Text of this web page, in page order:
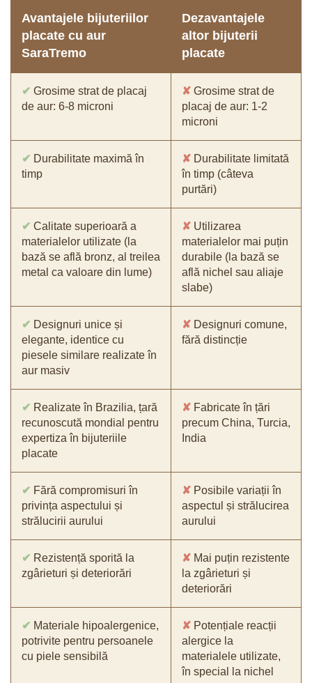
Avantajele bijuteriilor
placate cu aur
SaraTremo
Dezavantajele
altor bijuterii
placate
✔ Grosime strat de placaj
de aur: 6-8 microni
✘ Grosime strat de
placaj de aur: 1-2
microni
✔ Durabilitate maximă în
timp
✘ Durabilitate limitată
în timp (câteva
purtări)
✔ Calitate superioară a
materialelor utilizate (la
bază se află bronz, al treilea
metal ca valoare din lume)
✘ Utilizarea
materialelor mai puțin
durabile (la bază se
află nichel sau aliaje
slabe)
✔ Designuri unice și
elegante, identice cu
piesele similare realizate în
aur masiv
✘ Designuri comune,
fără distincție
✔ Realizate în Brazilia, țară
recunoscută mondial pentru
expertiza în bijuteriile
placate
✘ Fabricate în țări
precum China, Turcia,
India
✔ Fără compromisuri în
privința aspectului și
strălucirii aurului
✘ Posibile variații în
aspectul și strălucirea
aurului
✔ Rezistență sporită la
zgârieturi și deteriorări
✘ Mai puțin rezistente
la zgârieturi și
deteriorări
✔ Materiale hipoalergenice,
potrivite pentru persoanele
cu piele sensibilă
✘ Potențiale reacții
alergice la
materialele utilizate,
în special la nichel